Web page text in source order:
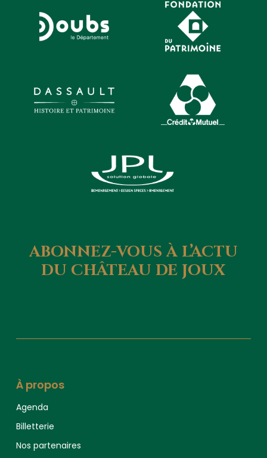
ABONNEZ-VOUS À L’ACTU
DU CHÂTEAU DE JOUX
À propos
Agenda
Billetterie
Nos partenaires